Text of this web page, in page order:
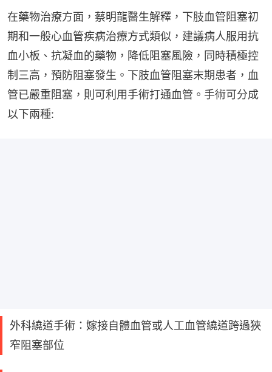
在藥物治療方面，蔡明龍醫生解釋，下肢血管阻塞初
期和一般心血管疾病治療方式類似，建議病人服用抗
血小板、抗凝血的藥物，降低阻塞風險，同時積極控
制三高，預防阻塞發生。下肢血管阻塞末期患者，血
管已嚴重阻塞，則可利用手術打通血管。手術可分成
以下兩種:
外科繞道手術：嫁接自體血管或人工血管繞道跨過狹
窄阻塞部位